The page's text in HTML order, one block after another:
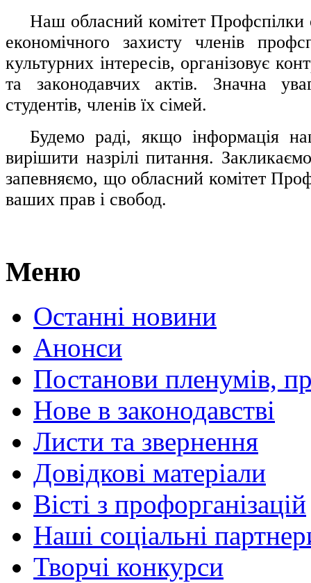
Наш обласний комітет Профспілки
економічного захисту членів
культурних інтересів, організовує
та законодавчих актів. Значна
студентів, членів їх сімей.
Будемо раді, якщо інформація
вирішити назрілі питання.
запевняємо, що обласний комітет
ваших прав і свобод.
Меню
Останні новини
Анонси
Постанови пленумів,
Нове в законодавстві
Листи та звернення
Довідкові матеріали
Вісті з профорганізацій
Наші соціальні
Творчі конкурси